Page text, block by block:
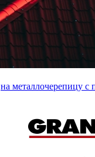
на металлочерепицу